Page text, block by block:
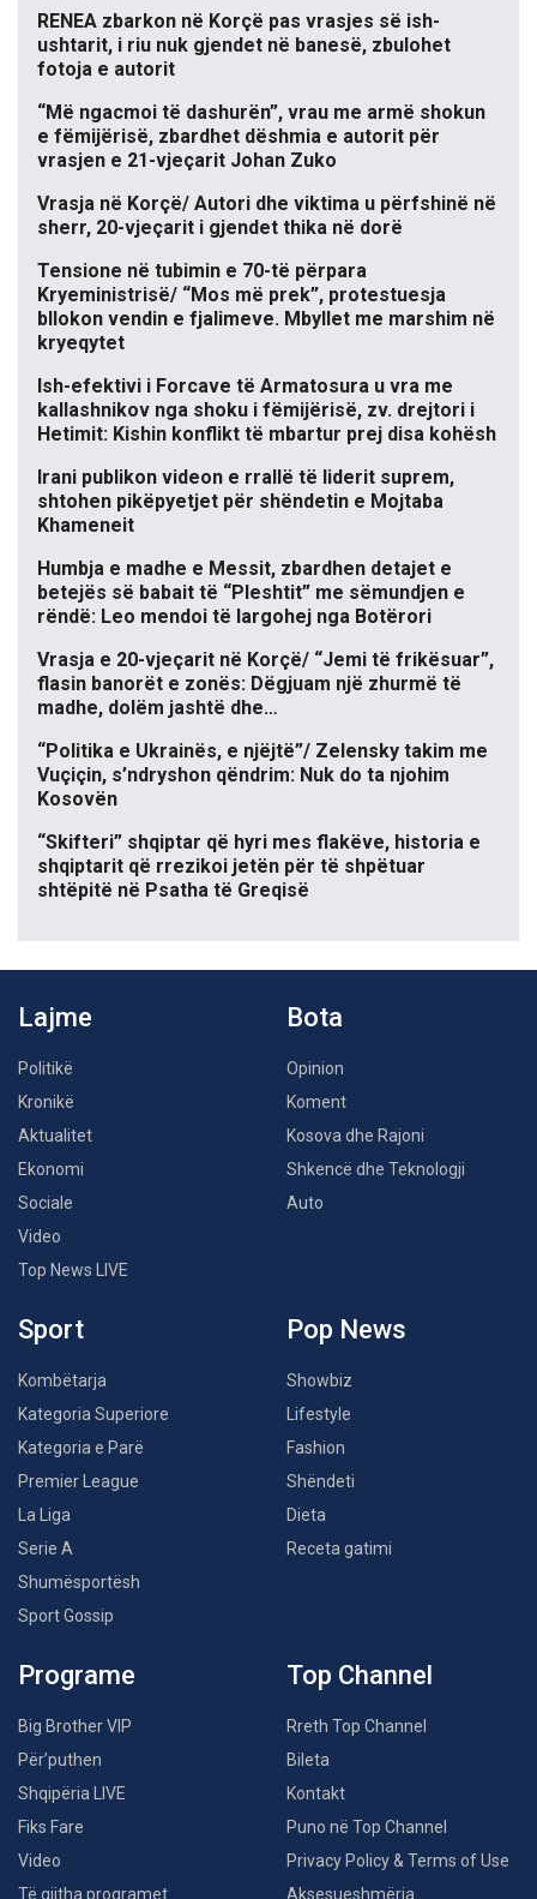
RENEA zbarkon në Korçë pas vrasjes së ish-
ushtarit, i riu nuk gjendet në banesë, zbulohet
fotoja e autorit
“Më ngacmoi të dashurën”, vrau me armë shokun
e fëmijërisë, zbardhet dëshmia e autorit për
vrasjen e 21-vjeçarit Johan Zuko
Vrasja në Korçë/ Autori dhe viktima u përfshinë në
sherr, 20-vjeçarit i gjendet thika në dorë
Tensione në tubimin e 70-të përpara
Kryeministrisë/ “Mos më prek”, protestuesja
bllokon vendin e fjalimeve. Mbyllet me marshim në
kryeqytet
Ish-efektivi i Forcave të Armatosura u vra me
kallashnikov nga shoku i fëmijërisë, zv. drejtori i
Hetimit: Kishin konflikt të mbartur prej disa kohësh
Irani publikon videon e rrallë të liderit suprem,
shtohen pikëpyetjet për shëndetin e Mojtaba
Khameneit
Humbja e madhe e Messit, zbardhen detajet e
betejës së babait të “Pleshtit” me sëmundjen e
rëndë: Leo mendoi të largohej nga Botërori
Vrasja e 20-vjeçarit në Korçë/ “Jemi të frikësuar”,
flasin banorët e zonës: Dëgjuam një zhurmë të
madhe, dolëm jashtë dhe…
“Politika e Ukrainës, e njëjtë”/ Zelensky takim me
Vuçiçin, s’ndryshon qëndrim: Nuk do ta njohim
Kosovën
“Skifteri” shqiptar që hyri mes flakëve, historia e
shqiptarit që rrezikoi jetën për të shpëtuar
shtëpitë në Psatha të Greqisë
Lajme
Politikë
Kronikë
Aktualitet
Ekonomi
Sociale
Video
Top News LIVE
Bota
Opinion
Koment
Kosova dhe Rajoni
Shkencë dhe Teknologji
Auto
Sport
Kombëtarja
Kategoria Superiore
Kategoria e Parë
Premier League
La Liga
Serie A
Shumësportësh
Sport Gossip
Pop News
Showbiz
Lifestyle
Fashion
Shëndeti
Dieta
Receta gatimi
Programe
Big Brother VIP
Për’puthen
Shqipëria LIVE
Fiks Fare
Video
Të gjitha programet
Top Channel
Rreth Top Channel
Bileta
Kontakt
Puno në Top Channel
Privacy Policy & Terms of Use
Aksesueshmëria